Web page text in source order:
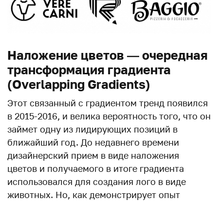
Наложение цветов — очередная
трансформация градиента
(Overlapping Gradients)
Этот связанный с градиентом тренд появился
в 2015-2016, и велика вероятность того, что он
займет одну из лидирующих позиций в
ближайший год. До недавнего времени
дизайнерский прием в виде наложения
цветов и получаемого в итоге градиента
использовался для создания лого в виде
животных. Но, как демонстрирует опыт